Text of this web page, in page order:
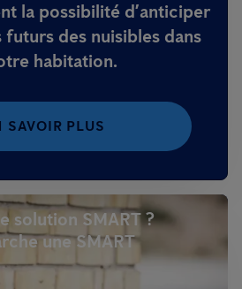
la possibilité d’anticiper
futurs des nuisibles dans
habitation.
SAVOIR PLUS
solution SMART ?
une SMART